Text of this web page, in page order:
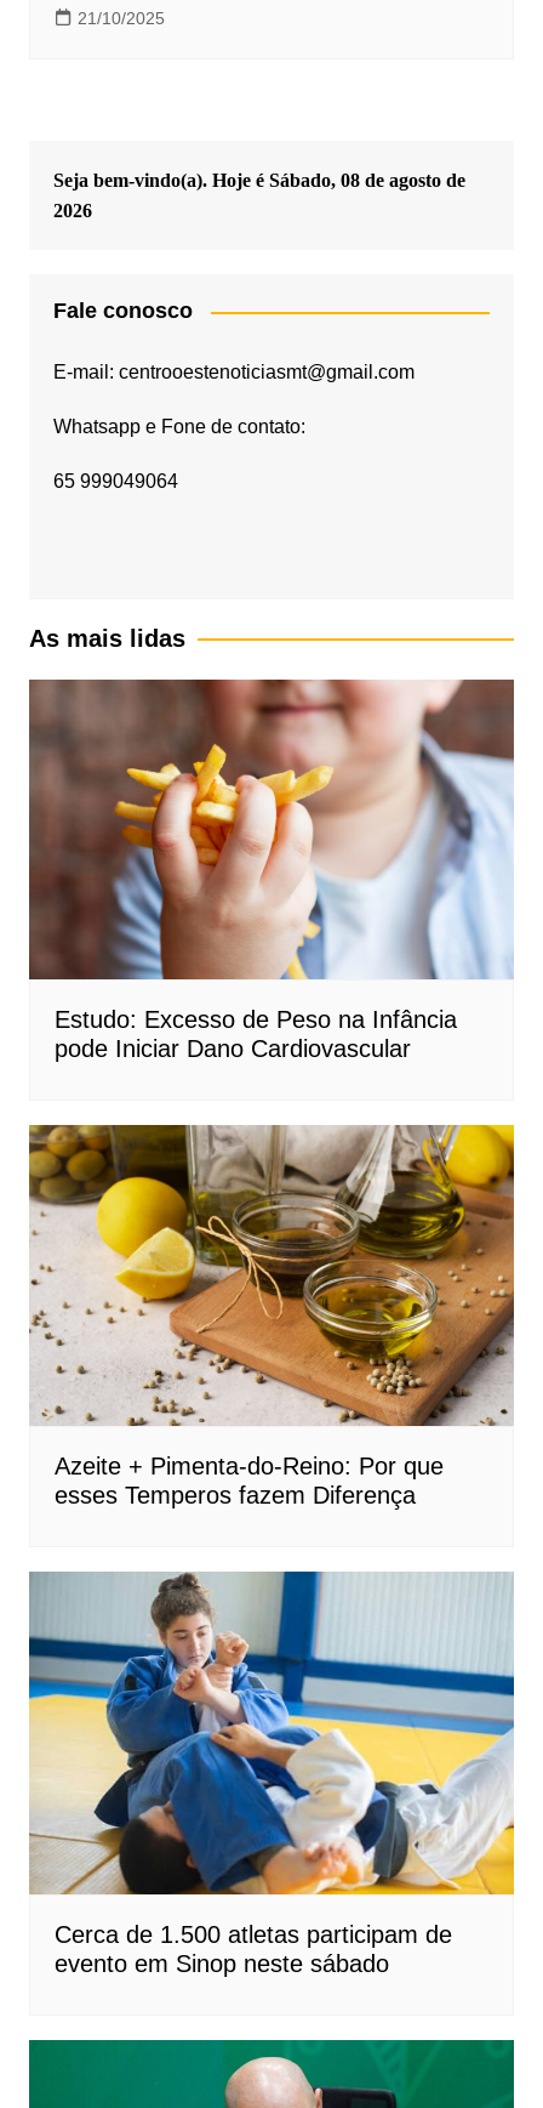
21/10/2025
Seja bem-vindo(a). Hoje é Sábado, 08 de agosto de
2026
Fale conosco
E-mail: centrooestenoticiasmt@gmail.com
Whatsapp e Fone de contato:
65 999049064
As mais lidas
Estudo: Excesso de Peso na Infância
pode Iniciar Dano Cardiovascular
Azeite + Pimenta-do-Reino: Por que
esses Temperos fazem Diferença
Cerca de 1.500 atletas participam de
evento em Sinop neste sábado